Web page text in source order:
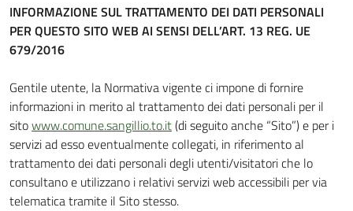
INFORMAZIONE SUL TRATTAMENTO DEI DATI PERSONALI
PER QUESTO SITO WEB AI SENSI DELL’ART. 13 REG. UE
679/2016
Gentile utente, la Normativa vigente ci impone di fornire
informazioni in merito al trattamento dei dati personali per il
sitowww.comune.sangillio.to.it(di seguito anche “Sito”) e per i
servizi ad esso eventualmente collegati, in riferimento al
trattamento dei dati personali degli utenti/visitatori che lo
consultano e utilizzano i relativi servizi web accessibili per via
telematica tramite il Sito stesso.